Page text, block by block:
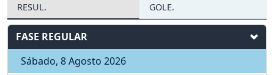
RESUL. GOLE.
FASE REGULAR
Sábado, 8 Agosto 2026